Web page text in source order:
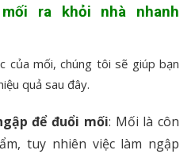
ra khỏi nhà nhanh
của mối, chúng tôi sẽ giúp bạn
quả sau đây.
để đuổi mối: Mối là côn
tuy nhiên việc làm ngập